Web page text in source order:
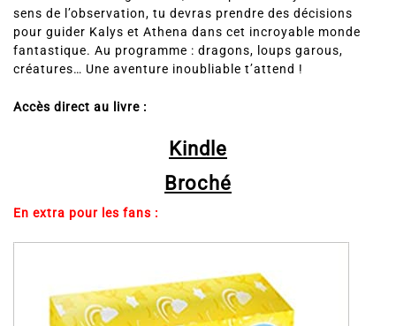
sens de l’observation, tu devras prendre des décisions
pour guider Kalys et Athena dans cet incroyable monde
fantastique. Au programme : dragons, loups garous,
créatures… Une aventure inoubliable t’attend !
Accès direct au livre :
Kindle
Broché
En extra pour les fans :